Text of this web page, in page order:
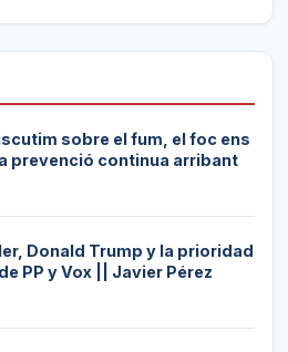
sobre el fum, el foc ens
prevenció continua arribant
Donald Trump y la prioridad
PP y Vox || Javier Pérez